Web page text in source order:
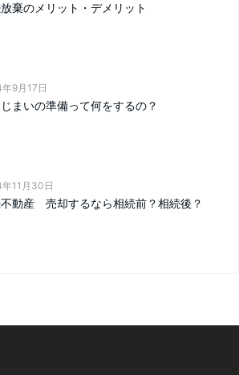
棄のメリット・デメリット
9月17日
まいの準備って何をするの？
11月30日
動産 売却するなら相続前？相続後？